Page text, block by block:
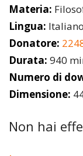
Materia:
Lingua: Italiano
Donatore:
Durata: 940
Numero di
Dimensione:
Non hai